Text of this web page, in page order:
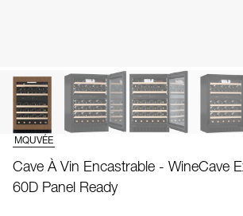
MQUVÉE
Cave À Vin Encastrable - WineCave
60D Panel Ready